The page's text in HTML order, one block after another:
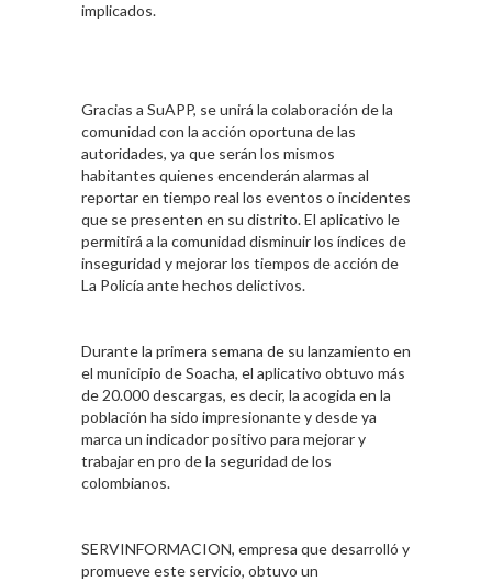
implicados.
Gracias a SuAPP, se unirá la colaboración de la
comunidad con la acción oportuna de las
autoridades, ya que serán los mismos
habitantes quienes encenderán alarmas al
reportar en tiempo real los eventos o incidentes
que se presenten en su distrito. El aplicativo le
permitirá a la comunidad disminuir los índices de
inseguridad y mejorar los tiempos de acción de
La Policía ante hechos delictivos.
Durante la primera semana de su lanzamiento en
el municipio de Soacha, el aplicativo obtuvo más
de 20.000 descargas, es decir, la acogida en la
población ha sido impresionante y desde ya
marca un indicador positivo para mejorar y
trabajar en pro de la seguridad de los
colombianos.
SERVINFORMACION, empresa que desarrolló y
promueve este servicio, obtuvo un